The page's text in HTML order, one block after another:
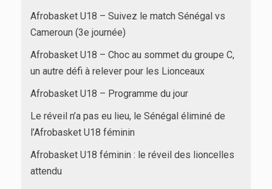
Afrobasket U18 – Suivez le match Sénégal vs
Cameroun (3e journée)
Afrobasket U18 – Choc au sommet du groupe C,
un autre défi à relever pour les Lionceaux
Afrobasket U18 – Programme du jour
Le réveil n’a pas eu lieu, le Sénégal éliminé de
l’Afrobasket U18 féminin
Afrobasket U18 féminin : le réveil des lioncelles
attendu